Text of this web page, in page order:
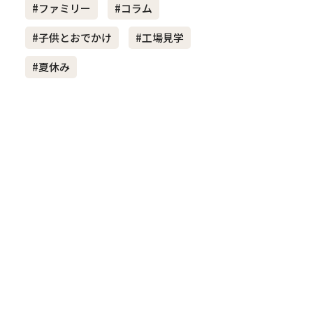
夫婦 #産休
#ファミリー
#コラム
#子供とおでかけ
#工場見学
#夏休み